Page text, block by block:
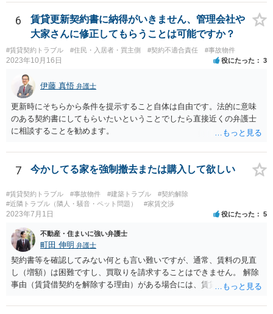
ーに録音をしている「合意書は渡します。」と言う内容では、直ちに
合意が成立したということを裏付けられるかというと疑問です。 相手
方が「合意書面に違反しているから白紙撤回する。」と主張している
ことをもって、「合意が成立していたから「白紙撤回」されているの
である（成立していないのであれば、合意違反がそもそも生じないは
ず）」として、その上で、「今後連絡を取らない」ということが契約
の解除事由にはならないという主張を組み立てる事になろうかと思い
ます。 ただ、いずれにしても、「不動産を買い取る」というのは、い
くらの金額でいつどのように代金が支払われるのかなど具体的な内容
が定まっているかどうかが気になるところです。売買契約の主張・立
証はかなり難しいのではないかと思料いたします。
6
賃貸更新契約書に納得がいきません、管理会社や
大家さんに修正してもらうことは可能ですか？
#賃貸契約トラブル #住民・入居者・買主側 #契約不適合責任 #事故物件
2023年10月16日 役にたった 3
伊藤 真悟 弁護士
更新時にそちらから条件を提示すること自体は自由です。法的に意味
のある契約書にしてもらいたいということでしたら直接近くの弁護士
に相談することを勧めます。
7 今かしてる家を強制撤去または購入して欲しい
#賃貸契約トラブル #事故物件 #建築トラブル
#契約解除
#近隣トラブル（隣人・騒音・ペット問題）
#家賃交渉
2023年7月1日 役にたった 5
不動産・住まいに強い弁護士
町田 伸明 弁護士
契約書等を確認してみない何とも言い難いですが、通常、賃料の見直
し（増額）は困難ですし、買取りを請求することはできません。 解除
事由（賃貸借契約を解除する理由）がある場合には、賃貸借契約を解
めることができる状況であれば、事実上、賃料の見直し（増額）や買